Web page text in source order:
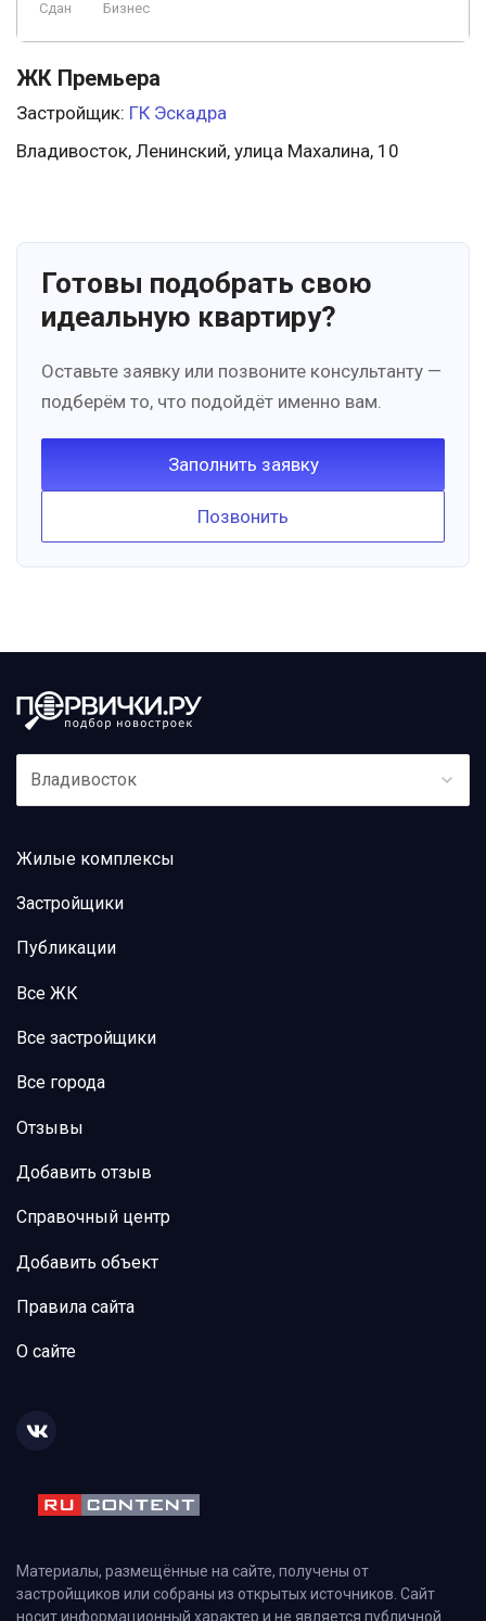
Сдан Бизнес
ЖК Премьера
Застройщик: ГК Эскадра
Владивосток, Ленинский, улица Махалина, 10
Готовы подобрать свою
идеальную квартиру?
Оставьте заявку или позвоните консультанту —
подберём то, что подойдёт именно вам.
Заполнить заявку
Позвонить
Владивосток
Жилые комплексы
Застройщики
Публикации
Все ЖК
Все застройщики
Все города
Отзывы
Добавить отзыв
Справочный центр
Добавить объект
Правила сайта
О сайте
Материалы, размещённые на сайте, получены от
застройщиков или собраны из открытых источников. Сайт
носит информационный характер и не является публичной